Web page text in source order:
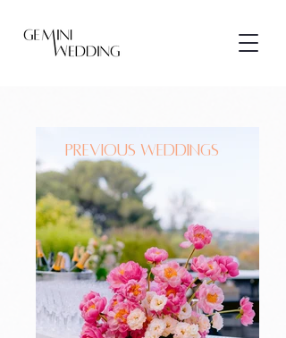
Previous Weddings